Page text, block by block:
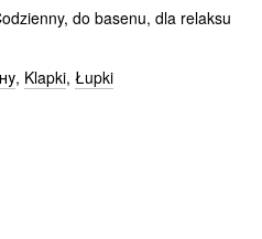
do basenu, dla relaksu
, Klapki, Łupki